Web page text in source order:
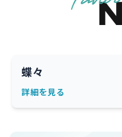
蝶々
詳細を見る